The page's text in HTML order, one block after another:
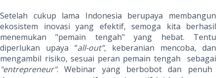
Setelah cukup lama Indonesia berupaya membangun
ekosistem inovasi yang efektif, semoga kita berhasil
menemukan "pemain tengah" yang hebat. Tentu
diperlukan upaya “all-out”, keberanian mencoba, dan
mengambil risiko, sesuai peran pemain tengah sebagai
"entrepreneur". Webinar yang berbobot dan penuh